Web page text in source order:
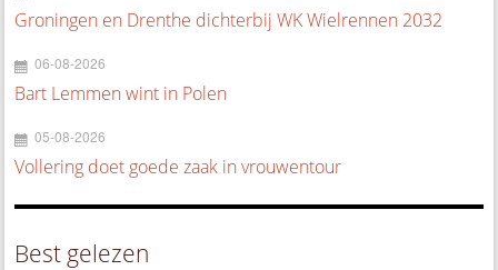
Groningen en Drenthe dichterbij WK Wielrennen 2032
06-08-2026
Bart Lemmen wint in Polen
05-08-2026
Vollering doet goede zaak in vrouwentour
Best gelezen